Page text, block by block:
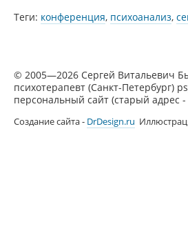
Теги: конференция, психоанализ,
© 2005—2026 Сергей Витальевич
психотерапевт (Санкт-Петербург)
персональный сайт (старый адрес
Создание сайта - DrDesign.ru